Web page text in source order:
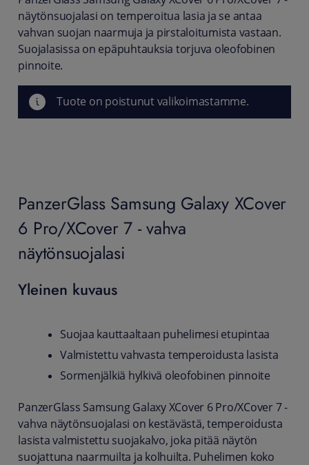
näytönsuojalasi on temperoitua lasia ja se antaa
vahvan suojan naarmuja ja pirstaloitumista vastaan.
Suojalasissa on epäpuhtauksia torjuva oleofobinen
pinnoite.
Tuote on poistunut valikoimastamme.
PanzerGlass Samsung Galaxy XCover
6 Pro/XCover 7 - vahva
näytönsuojalasi
Yleinen kuvaus
Suojaa kauttaaltaan puhelimesi etupintaa
Valmistettu vahvasta temperoidusta lasista
Sormenjälkiä hylkivä oleofobinen pinnoite
PanzerGlass Samsung Galaxy XCover 6 Pro/XCover 7 -
vahva näytönsuojalasi on kestävästä, temperoidusta
lasista valmistettu suojakalvo, joka pitää näytön
suojattuna naarmuilta ja kolhuilta. Puhelimen koko